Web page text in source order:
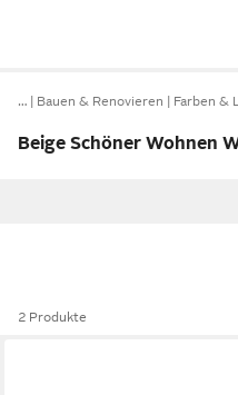
… Bauen & Renovieren Farben &
Beige Schöner Wohnen
2 Produkte